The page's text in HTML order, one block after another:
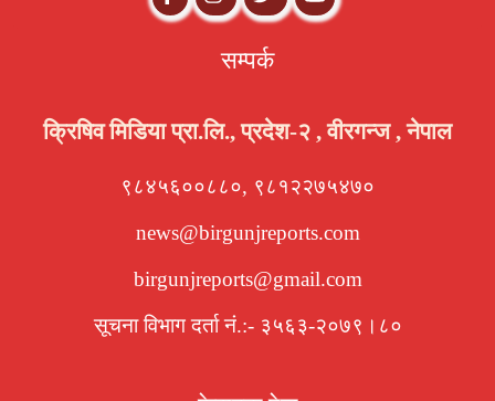
सम्पर्क
क्रिषिव मिडिया प्रा.लि., प्रदेश-२ , वीरगन्ज , नेपाल
९८४५६००८८०, ९८१२२७५४७०
news@birgunjreports.com
birgunjreports@gmail.com
सूचना विभाग दर्ता नं.:- ३५६३-२०७९।८०